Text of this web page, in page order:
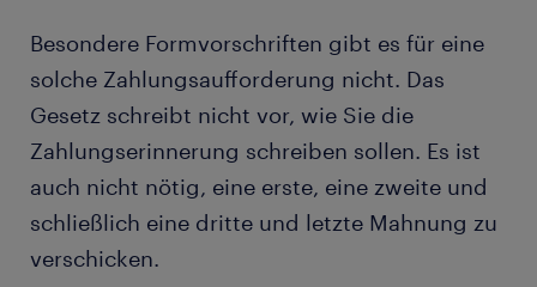
Besondere Formvorschriften gibt es für eine
solche Zahlungsaufforderung nicht. Das
Gesetz schreibt nicht vor, wie Sie die
Zahlungserinnerung schreiben sollen. Es ist
auch nicht nötig, eine erste, eine zweite und
schließlich eine dritte und letzte Mahnung zu
verschicken.